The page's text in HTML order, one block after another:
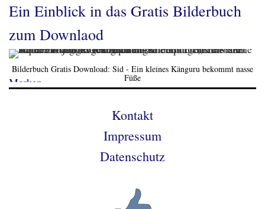
Ein Einblick in das Gratis Bilderbuch
zum Downlaod
Bilderbuch Gratis Download: Sid - Ein kleines Känguru bekommt nasse
Füße
Merken
Kontakt
Impressum
Datenschutz